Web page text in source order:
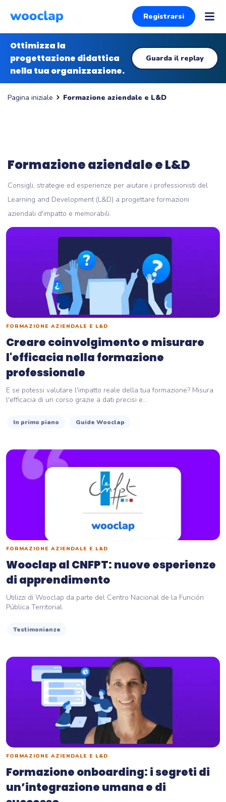
Registrarsi
Ottimizza la
progettazione didattica
nella tua organizzazione.
Guarda il replay
Pagina iniziale Formazione aziendale e L&D
Formazione aziendale e L&D
Consigli, strategie ed esperienze per aiutare i professionisti del
Learning and Development (L&D) a progettare formazioni
aziendali d'impatto e memorabili.
FORMAZIONE AZIENDALE E L&D
Creare coinvolgimento e misurare
l'efficacia nella formazione
professionale
E se potessi valutare l'impatto reale della tua formazione? Misura
l'efficacia di un corso grazie a dati precisi e...
In primo piano Guide Wooclap
FORMAZIONE AZIENDALE E L&D
Wooclap al CNFPT: nuove esperienze
di apprendimento
Utilizzi di Wooclap da parte del Centro Nacional de la Función
Pública Territorial.
Testimonianze
FORMAZIONE AZIENDALE E L&D
Formazione onboarding: i segreti di
un’integrazione umana e di